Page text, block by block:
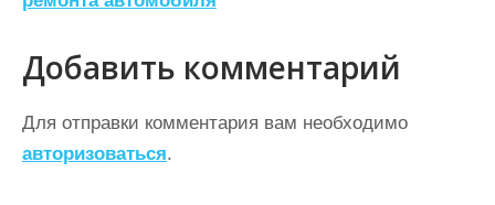
и
г
а
ц
и
Добавить комментарий
Для отправки комментария вам необходимо
авторизоваться.